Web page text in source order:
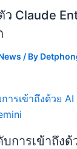
ว Claude
/ By
การเข้าถึงด้